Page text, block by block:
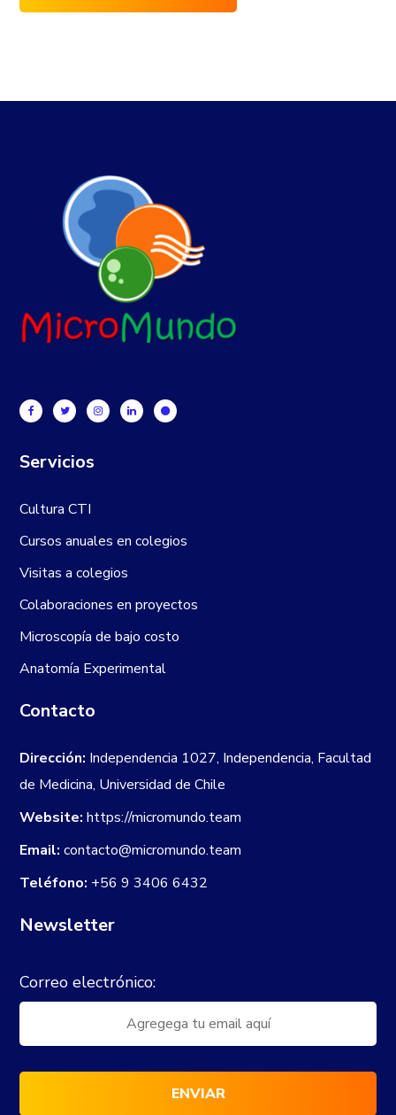
Servicios
Cultura CTI
Cursos anuales en colegios
Visitas a colegios
Colaboraciones en proyectos
Microscopía de bajo costo
Anatomía Experimental
Contacto
Dirección: Independencia 1027, Independencia, Facultad
de Medicina, Universidad de Chile
Website: https://micromundo.team
Email: contacto@micromundo.team
Teléfono: +56 9 3406 6432
Newsletter
Correo electrónico: